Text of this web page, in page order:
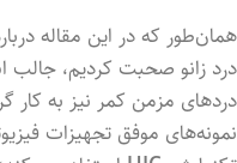
همان‌طور که در این مقاله
درد زانو صحبت کردیم، جالب
دردهای مزمن کمر نیز به
نمونه‌های موفق تجهیزات